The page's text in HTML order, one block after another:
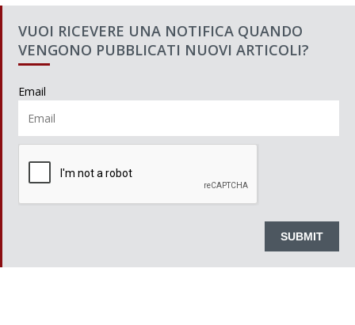
VUOI RICEVERE UNA NOTIFICA QUANDO
VENGONO PUBBLICATI NUOVI ARTICOLI?
Email